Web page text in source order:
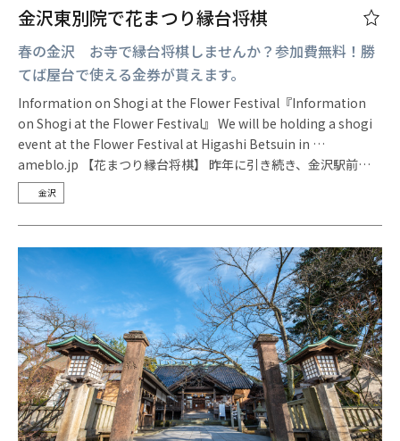
金沢東別院で花まつり縁台将棋
春の金沢 お寺で縁台将棋しませんか？参加費無料！勝
てば屋台で使える金券が貰えます。
Information on Shogi at the Flower Festival『Information
on Shogi at the Flower Festival』 We will be holding a shogi
event at the Flower Festival at Higashi Betsuin in …
ameblo.jp 【花まつり縁台将棋】 昨年に引き続き、金沢駅前…
金沢